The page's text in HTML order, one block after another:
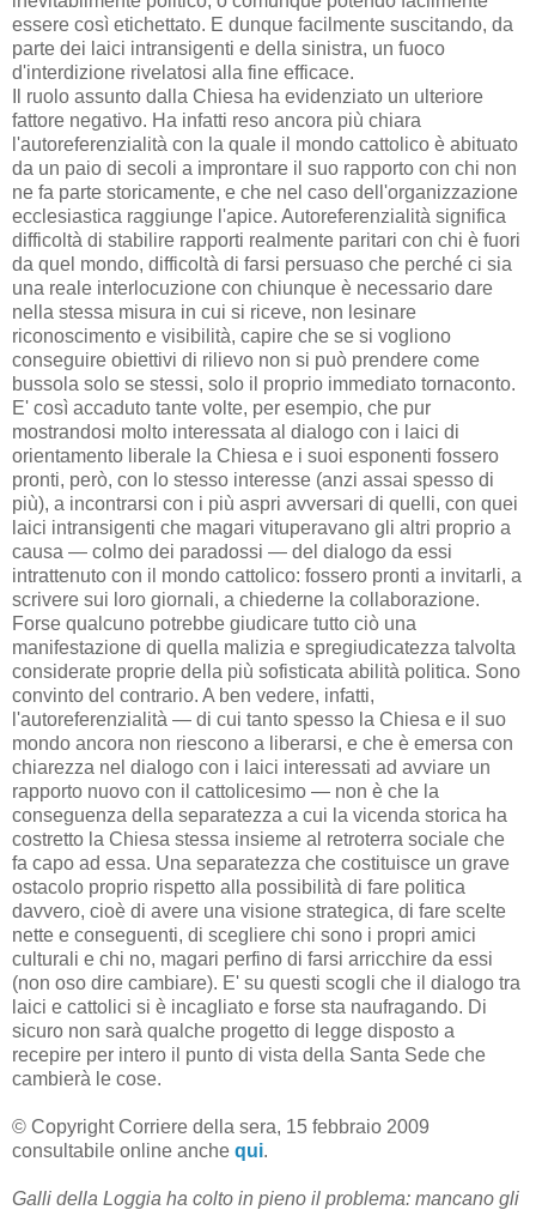
essere così etichettato. E dunque facilmente suscitando, da
parte dei laici intransigenti e della sinistra, un fuoco
d'interdizione rivelatosi alla fine efficace.
Il ruolo assunto dalla Chiesa ha evidenziato un ulteriore
fattore negativo. Ha infatti reso ancora più chiara
l'autoreferenzialità con la quale il mondo cattolico è abituato
da un paio di secoli a improntare il suo rapporto con chi non
ne fa parte storicamente, e che nel caso dell'organizzazione
ecclesiastica raggiunge l'apice. Autoreferenzialità significa
difficoltà di stabilire rapporti realmente paritari con chi è fuori
da quel mondo, difficoltà di farsi persuaso che perché ci sia
una reale interlocuzione con chiunque è necessario dare
nella stessa misura in cui si riceve, non lesinare
riconoscimento e visibilità, capire che se si vogliono
conseguire obiettivi di rilievo non si può prendere come
bussola solo se stessi, solo il proprio immediato tornaconto.
E' così accaduto tante volte, per esempio, che pur
mostrandosi molto interessata al dialogo con i laici di
orientamento liberale la Chiesa e i suoi esponenti fossero
pronti, però, con lo stesso interesse (anzi assai spesso di
più), a incontrarsi con i più aspri avversari di quelli, con quei
laici intransigenti che magari vituperavano gli altri proprio a
causa — colmo dei paradossi — del dialogo da essi
intrattenuto con il mondo cattolico: fossero pronti a invitarli, a
scrivere sui loro giornali, a chiederne la collaborazione.
Forse qualcuno potrebbe giudicare tutto ciò una
manifestazione di quella malizia e spregiudicatezza talvolta
considerate proprie della più sofisticata abilità politica. Sono
convinto del contrario. A ben vedere, infatti,
l'autoreferenzialità — di cui tanto spesso la Chiesa e il suo
mondo ancora non riescono a liberarsi, e che è emersa con
chiarezza nel dialogo con i laici interessati ad avviare un
rapporto nuovo con il cattolicesimo — non è che la
conseguenza della separatezza a cui la vicenda storica ha
costretto la Chiesa stessa insieme al retroterra sociale che
fa capo ad essa. Una separatezza che costituisce un grave
ostacolo proprio rispetto alla possibilità di fare politica
davvero, cioè di avere una visione strategica, di fare scelte
nette e conseguenti, di scegliere chi sono i propri amici
culturali e chi no, magari perfino di farsi arricchire da essi
(non oso dire cambiare). E' su questi scogli che il dialogo tra
laici e cattolici si è incagliato e forse sta naufragando. Di
sicuro non sarà qualche progetto di legge disposto a
recepire per intero il punto di vista della Santa Sede che
cambierà le cose.
© Copyright Corriere della sera, 15 febbraio 2009
consultabile online anche qui.
Galli della Loggia ha colto in pieno il problema: mancano gli